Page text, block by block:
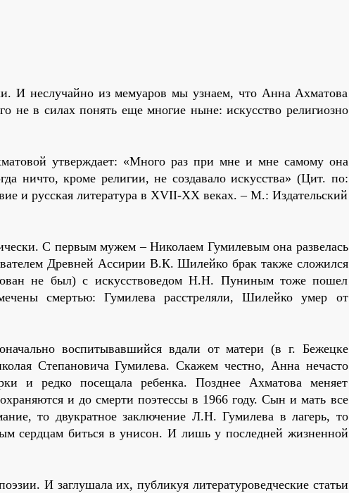
И неслучайно из мемуаров мы узнаем, что Анна Ахматова
не в силах понять еще многие ныне: искусство религиозно
утверждает: «Много раз при мне и мне самому она
ничто, кроме религии, не создавало искусства» (Цит. по:
и русская литература в XVII-XX веках. – М.: Издательский
С первым мужем – Николаем Гумилевым она развелась
Древней Ассирии В.К. Шилейко брак также сложился
не был) с искусствоведом Н.Н. Пуниным тоже пошел
смертью: Гумилева расстреляли, Шилейко умер от
воспитывавшийся вдали от матери (в г. Бежецке
Степановича Гумилева. Скажем честно, Анна нечасто
и редко посещала ребенка. Позднее Ахматова меняет
и до смерти поэтессы в 1966 году. Сын и мать все
то двукратное заключение Л.Н. Гумилева в лагерь, то
сердцам биться в унисон. И лишь у последней жизненной
И заглушала их, публикуя литературоведческие статьи